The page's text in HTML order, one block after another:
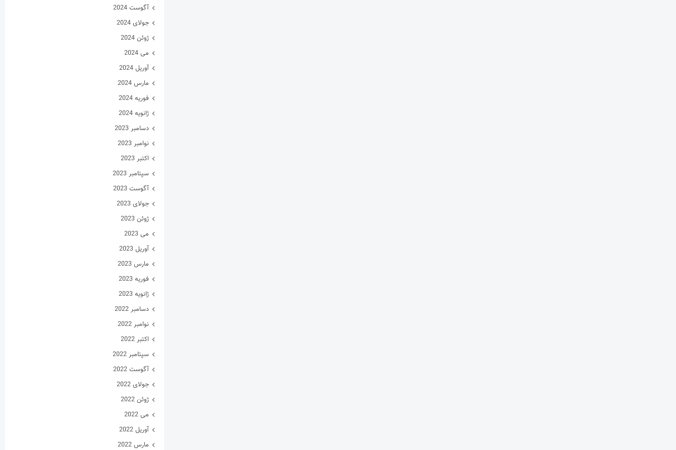
آگوست 2024
جولای 2024
ژوئن 2024
می 2024
آوریل 2024
مارس 2024
فوریه 2024
ژانویه 2024
دسامبر 2023
نوامبر 2023
اکتبر 2023
سپتامبر 2023
آگوست 2023
جولای 2023
ژوئن 2023
می 2023
آوریل 2023
مارس 2023
فوریه 2023
ژانویه 2023
دسامبر 2022
نوامبر 2022
اکتبر 2022
سپتامبر 2022
آگوست 2022
جولای 2022
ژوئن 2022
می 2022
آوریل 2022
مارس 2022